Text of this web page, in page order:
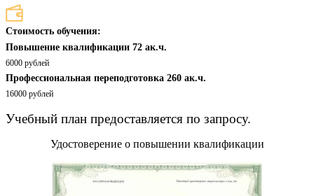
Стоимость обучения:
Повышение квалификации 72 ак.ч.
6000 рублей
Профессиональная переподготовка 260 ак.ч.
16000 рублей
Учебный план предоставляется по запросу.
Удостоверение о повышении квалификации